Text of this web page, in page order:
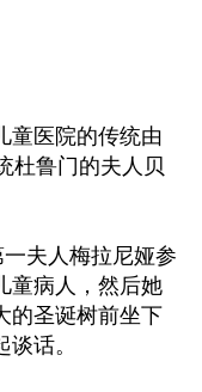
童医院的传统由
杜鲁门的夫人贝
夫人梅拉尼娅参
童病人，然后她
的圣诞树前坐下
话。